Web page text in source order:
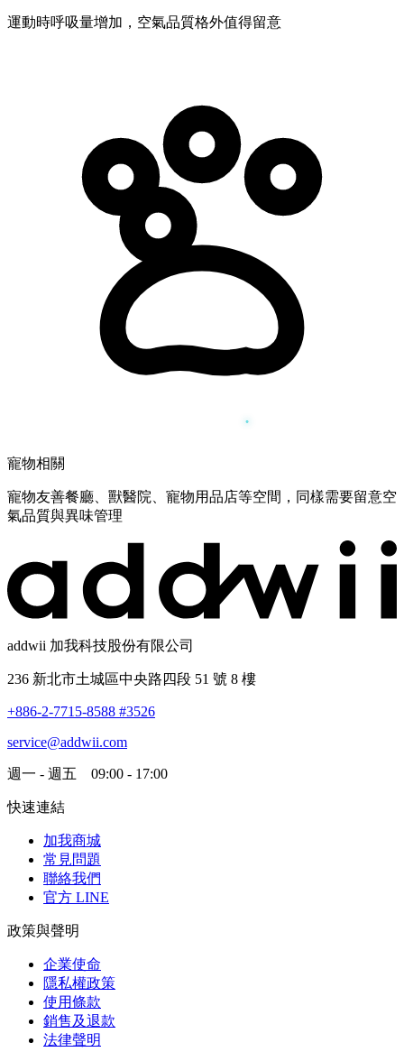
運動時呼吸量增加，空氣品質格外值得留意
寵物相關
寵物友善餐廳、獸醫院、寵物用品店等空間，同樣需要留意空
氣品質與異味管理
addwii 加我科技股份有限公司
236 新北市土城區中央路四段 51 號 8 樓
+886-2-7715-8588 #3526
service@addwii.com
週一 - 週五 09:00 - 17:00
快速連結
加我商城
常見問題
聯絡我們
官方 LINE
政策與聲明
企業使命
隱私權政策
使用條款
銷售及退款
法律聲明